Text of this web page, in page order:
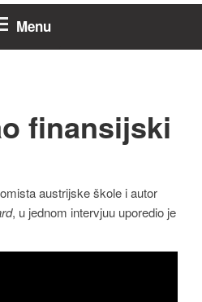
Menu
finansijski
austrijske škole i autor
, u jednom intervjuu uporedio je